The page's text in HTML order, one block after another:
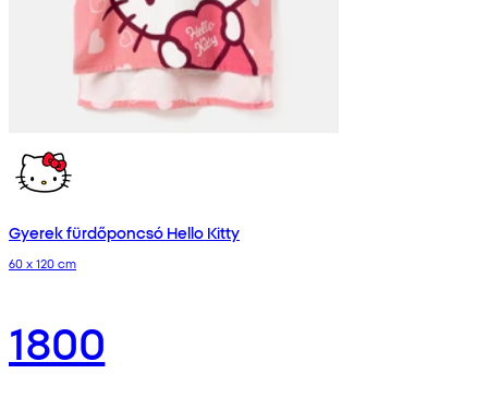
Gyerek fürdőponcsó Hello Kitty
60 x 120 cm
1800